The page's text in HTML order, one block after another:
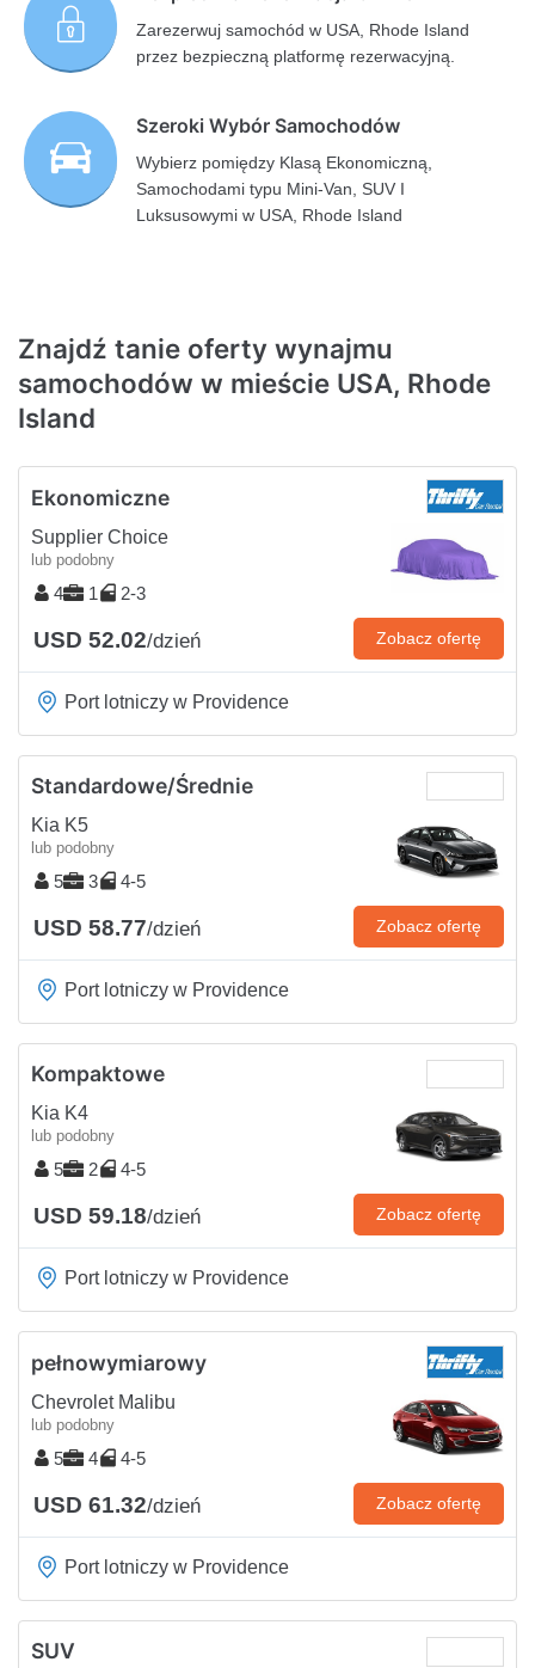
Zarezerwuj samochód w USA, Rhode Island
przez bezpieczną platformę rezerwacyjną.
Szeroki Wybór Samochodów
Wybierz pomiędzy Klasą Ekonomiczną,
Samochodami typu Mini-Van, SUV I
Luksusowymi w USA, Rhode Island
Znajdź tanie oferty wynajmu
samochodów w mieście USA, Rhode
Island
Ekonomiczne
Supplier Choice
lub podobny
4 1 2-3
USD 52.02/dzień Zobacz ofertę
Port lotniczy w Providence
Standardowe/Średnie
Kia K5
lub podobny
5 3 4-5
USD 58.77/dzień Zobacz ofertę
Port lotniczy w Providence
Kompaktowe
Kia K4
lub podobny
5 2 4-5
USD 59.18/dzień Zobacz ofertę
Port lotniczy w Providence
pełnowymiarowy
Chevrolet Malibu
lub podobny
5 4 4-5
USD 61.32/dzień Zobacz ofertę
Port lotniczy w Providence
SUV